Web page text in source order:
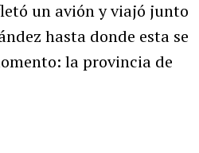
un avión y viajó junto
hasta donde esta se
la provincia de